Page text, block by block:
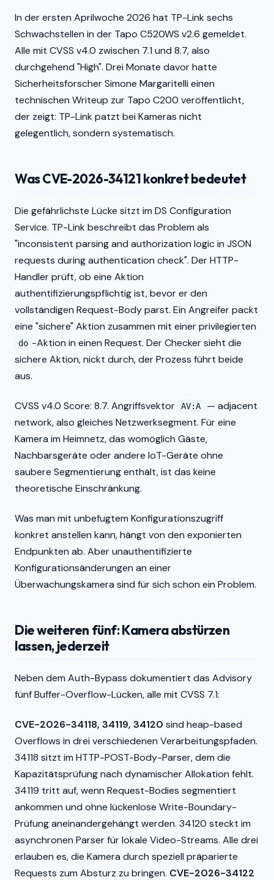
In der ersten Aprilwoche 2026 hat TP-Link sechs
Schwachstellen in der Tapo C520WS v2.6 gemeldet.
Alle mit CVSS v4.0 zwischen 7.1 und 8.7, also
durchgehend "High". Drei Monate davor hatte
Sicherheitsforscher Simone Margaritelli einen
technischen Writeup zur Tapo C200 veröffentlicht,
der zeigt: TP-Link patzt bei Kameras nicht
gelegentlich, sondern systematisch.
Was CVE-2026-34121 konkret bedeutet
Die gefährlichste Lücke sitzt im DS Configuration
Service. TP-Link beschreibt das Problem als
"inconsistent parsing and authorization logic in JSON
requests during authentication check". Der HTTP-
Handler prüft, ob eine Aktion
authentifizierungspflichtig ist, bevor er den
vollständigen Request-Body parst. Ein Angreifer packt
eine "sichere" Aktion zusammen mit einer privilegierten
do -Aktion in einen Request. Der Checker sieht die
sichere Aktion, nickt durch, der Prozess führt beide
aus.
CVSS v4.0 Score: 8.7. Angriffsvektor AV:A
— adjacent
network, also gleiches Netzwerksegment. Für eine
Kamera im Heimnetz, das womöglich Gäste,
Nachbarsgeräte oder andere IoT-Geräte ohne
saubere Segmentierung enthält, ist das keine
theoretische Einschränkung.
Was man mit unbefugtem Konfigurationszugriff
konkret anstellen kann, hängt von den exponierten
Endpunkten ab. Aber unauthentifizierte
Konfigurationsänderungen an einer
Überwachungskamera sind für sich schon ein Problem.
Die weiteren fünf: Kamera abstürzen
lassen, jederzeit
Neben dem Auth-Bypass dokumentiert das Advisory
fünf Buffer-Overflow-Lücken, alle mit CVSS 7.1:
CVE-2026-34118, 34119, 34120 sind heap-based
Overflows in drei verschiedenen Verarbeitungspfaden.
34118 sitzt im HTTP-POST-Body-Parser, dem die
Kapazitätsprüfung nach dynamischer Allokation fehlt.
34119 tritt auf, wenn Request-Bodies segmentiert
ankommen und ohne lückenlose Write-Boundary-
Prüfung aneinandergehängt werden. 34120 steckt im
asynchronen Parser für lokale Video-Streams. Alle drei
erlauben es, die Kamera durch speziell präparierte
Requests zum Absturz zu bringen. CVE-2026-34122